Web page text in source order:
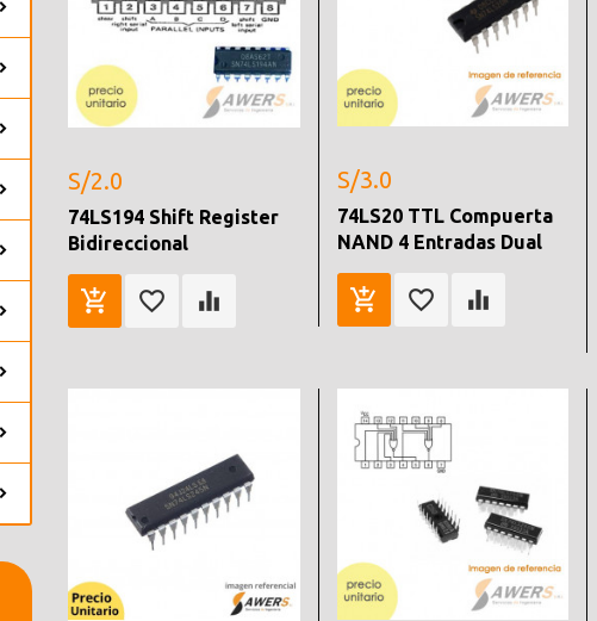
S/2.0
74LS194 Shift Register
Bidireccional
S/3.0
74LS20 TTL Compuerta
NAND 4 Entradas Dual